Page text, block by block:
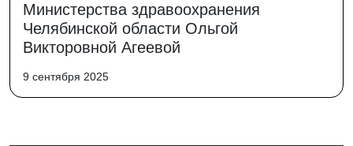
Министерства здравоохранения
Челябинской области Ольгой
Викторовной Агеевой
9 сентября 2025